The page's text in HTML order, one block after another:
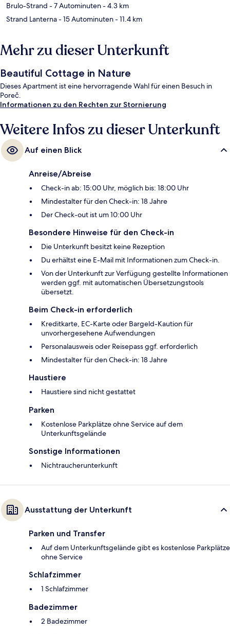
Brulo-Strand - 7 Autominuten- 4.3 km
Strand Lanterna- 15 Autominuten- 11.4 km
Mehr zu dieser Unterkunft
Beautiful Cottage in Nature
Dieses Apartment ist eine hervorragende Wahl für einen Besuch in
Poreč.
Informationen zu den Rechten zur Stornierung
Weitere Infos zu dieser Unterkunft
Auf einen Blick
Anreise/Abreise
Check-in ab: 15:00 Uhr, möglich bis: 18:00 Uhr
Mindestalter für den Check-in: 18 Jahre
Der Check-out ist um 10:00 Uhr
Besondere Hinweise für den Check-in
Die Unterkunft besitzt keine Rezeption
Du erhältst eine E-Mail mit Informationen zum Check-in.
Von der Unterkunft zur Verfügung gestellte Informationen
werden ggf. mit automatischen Übersetzungstools
übersetzt.
Beim Check-in erforderlich
Kreditkarte, EC-Karte oder Bargeld-Kaution für
unvorhergesehene Aufwendungen
Personalausweis oder Reisepass ggf. erforderlich
Mindestalter für den Check-in: 18 Jahre
Haustiere
Haustiere sind nicht gestattet
Parken
Kostenlose Parkplätze ohne Service auf dem
Unterkunftsgelände
Sonstige Informationen
Nichtraucherunterkunft
Ausstattung der Unterkunft
Parken und Transfer
Auf dem Unterkunftsgelände gibt es kostenlose Parkplätze
ohne Service
Schlafzimmer
1 Schlafzimmer
Badezimmer
2 Badezimmer